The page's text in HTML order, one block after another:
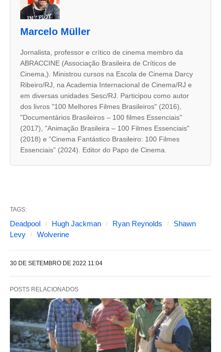
u
t
e
t
r
a
m
Marcelo Müller
Jornalista, professor e crítico de cinema membro da
ABRACCINE (Associação Brasileira de Críticos de
Cinema,). Ministrou cursos na Escola de Cinema Darcy
Ribeiro/RJ, na Academia Internacional de Cinema/RJ e
em diversas unidades Sesc/RJ. Participou como autor
dos livros "100 Melhores Filmes Brasileiros" (2016),
"Documentários Brasileiros – 100 filmes Essenciais"
(2017), "Animação Brasileira – 100 Filmes Essenciais"
(2018) e “Cinema Fantástico Brasileiro: 100 Filmes
Essenciais” (2024). Editor do Papo de Cinema.
TAGS:
Deadpool Hugh Jackman Ryan Reynolds
Shawn
Levy
Wolverine
30 DE SETEMBRO DE 2022 11:04
POSTS RELACIONADOS